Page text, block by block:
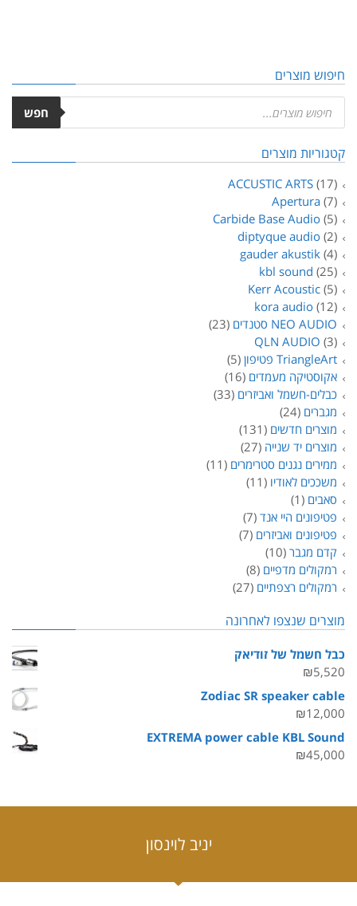
חיפוש מוצרים
חפש
קטגוריות מוצרים
ACCUSTIC ARTS (17)
Apertura (7)
Carbide Base Audio (5)
diptyque audio (2)
gauder akustik (4)
kbl sound (25)
Kerr Acoustic (5)
kora audio (12)
NEO AUDIO סטנדים
(23)
QLN AUDIO (3)
TriangleArt פטיפון
(5)
אקוסטיקה מעמדים (16)
כבלים-חשמל ואביזרים (33)
מגברים (24)
מוצרים חדשים (131)
מוצרים יד שנייה (27)
ממירים נגנים סטרימרים (11)
משככים לאודיו (11)
סאבים (1)
פטיפונים היי אנד (7)
פטיפונים ואביזרים (7)
קדם מגבר (10)
רמקולים מדפיים (8)
רמקולים רצפתיים (27)
מוצרים שנצפו לאחרונה
כבל חשמל של זודיאק
₪5,520
Zodiac SR speaker cable
₪12,000
EXTREMA power cable KBL Sound
₪45,000
יניב לוינסון